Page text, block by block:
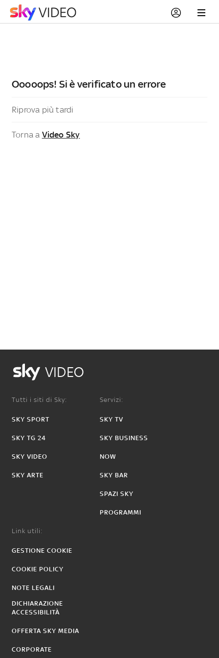
Ooooops! Si è verificato un errore
Riprova più tardi
Torna a Video Sky
VIDEO
Tutti i siti di Sky:
SKY SPORT
SKY TG 24
SKY VIDEO
SKY ARTE
Servizi:
SKY TV
SKY BUSINESS
NOW
SKY BAR
SPAZI SKY
PROGRAMMI
Link utili:
GESTIONE COOKIE
COOKIE POLICY
NOTE LEGALI
DICHIARAZIONE
ACCESSIBILITÀ
OFFERTA SKY MEDIA
CORPORATE